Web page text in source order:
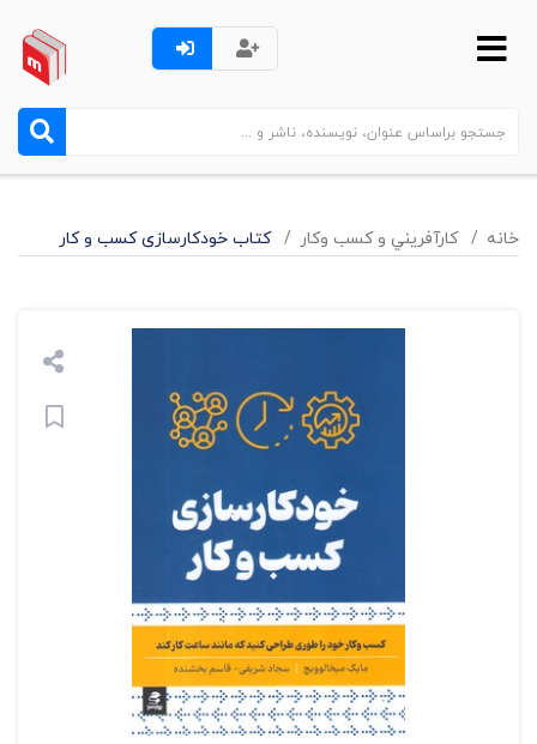
خانه کارآفريني و کسب وکار کتاب خودکارسازی کسب و کار